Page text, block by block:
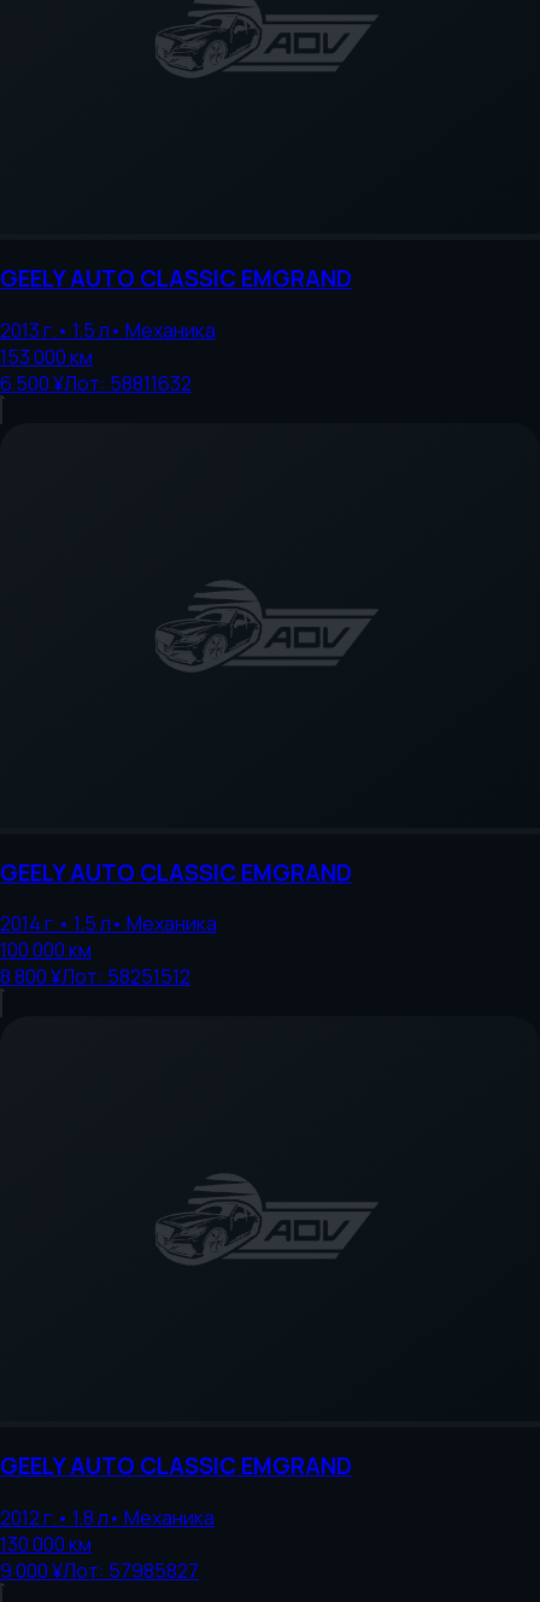
GEELY AUTO CLASSIC EMGRAND
2013г.• 1.5л• Механика
153 000км
6 500 ¥Лот: 58811632
GEELY AUTO CLASSIC EMGRAND
2014г.• 1.5л• Механика
100 000км
8 800 ¥Лот: 58251512
GEELY AUTO CLASSIC EMGRAND
2012г.• 1.8л• Механика
130 000км
9 000 ¥Лот: 57985827